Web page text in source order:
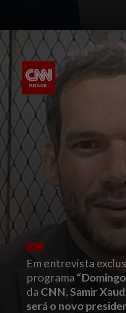
Em entrevista
programa
da CNN,Samir
será o novo